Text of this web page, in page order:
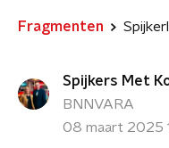
Fragmenten
Spijkers Met
BNNVARA
08 maart 2025